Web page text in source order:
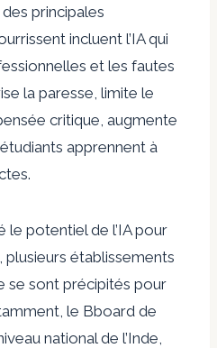
principales
incluent l’IA qui
et les fautes
la paresse, limite le
critique, augmente
apprennent à
le potentiel de l’IA pour
établissements
se sont précipités pour
le Bboard de
national de l’Inde,